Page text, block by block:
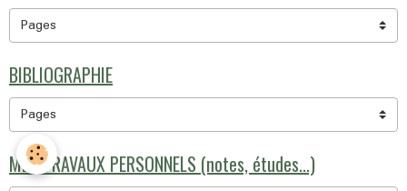
BIBLIOGRAPHIE
MES TRAVAUX PERSONNELS (notes, études...)